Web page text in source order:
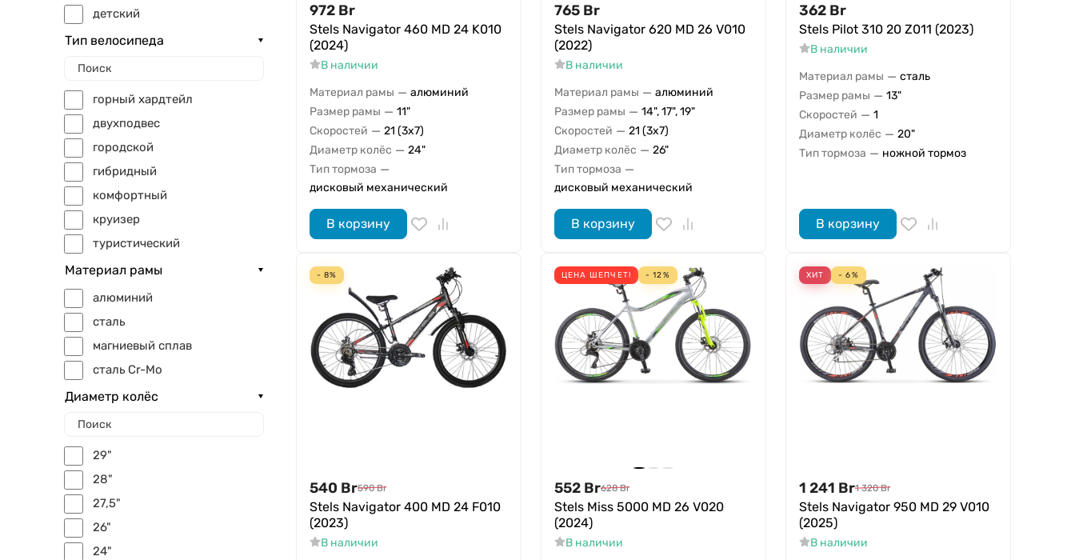
детский
Тип велосипеда
горный хардтейл
двухподвес
городской
гибридный
комфортный
круизер
туристический
bmx
Материал рамы
алюминий
сталь
магниевый сплав
сталь Cr-Mo
Диаметр колёс
29"
28"
27,5"
26"
24"
972 Br
Stels Navigator 460 MD 24 K010
(2024)
В наличии
Материал рамы — алюминий
Размер рамы — 11"
Скоростей — 21 (3x7)
Диаметр колёс — 24"
Тип тормоза —
дисковый механический
В корзину
765 Br
Stels Navigator 620 MD 26 V010
(2022)
В наличии
Материал рамы — алюминий
Размер рамы — 14", 17", 19"
Скоростей — 21 (3x7)
Диаметр колёс — 26"
Тип тормоза —
дисковый механический
В корзину
362 Br
Stels Pilot 310 20 Z011 (2023)
В наличии
Материал рамы — сталь
Размер рамы — 13"
Скоростей — 1
Диаметр колёс — 20"
Тип тормоза — ножной тормоз
В корзину
- 8%
540 Br590 Br
Stels Navigator 400 MD 24 F010
(2023)
В наличии
ЦЕНА ШЕПЧЕТ! - 12%
552 Br628 Br
Stels Miss 5000 MD 26 V020
(2024)
В наличии
ХИТ - 6%
1 241 Br1 320 Br
Stels Navigator 950 MD 29 V010
(2025)
В наличии